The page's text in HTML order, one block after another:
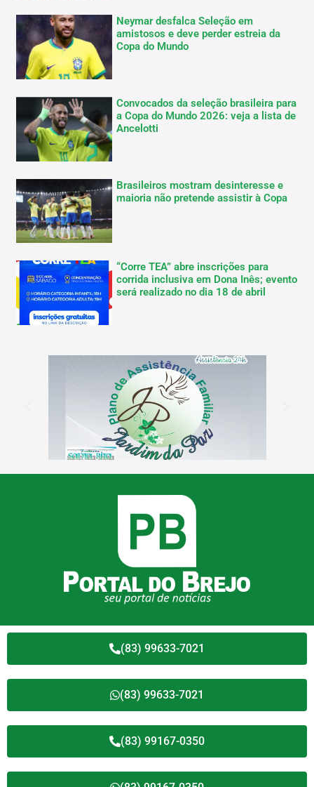
Neymar desfalca Seleção em
amistosos e deve perder estreia da
Copa do Mundo
Convocados da seleção brasileira para
a Copa do Mundo 2026: veja a lista de
Ancelotti
Brasileiros mostram desinteresse e
maioria não pretende assistir à Copa
“Corre TEA” abre inscrições para
corrida inclusiva em Dona Inês; evento
será realizado no dia 18 de abril
(83) 99633-7021
(83) 99633-7021
(83) 99167-0350